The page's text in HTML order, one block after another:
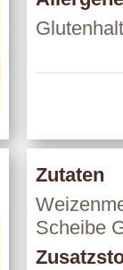
Zutaten
Scheibe